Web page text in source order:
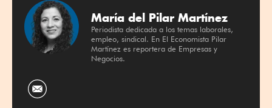
María del Pilar Martínez
Periodista dedicada a los temas laborales,
empleo, sindical. En El Economista Pilar
Martínez es reportera de Empresas y
Negocios.